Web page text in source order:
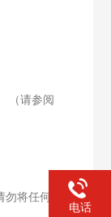
（请参阅
将任何连
电话